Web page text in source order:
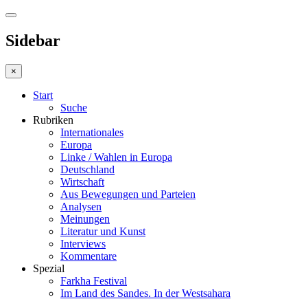
Sidebar
×
Start
Suche
Rubriken
Internationales
Europa
Linke / Wahlen in Europa
Deutschland
Wirtschaft
Aus Bewegungen und Parteien
Analysen
Meinungen
Literatur und Kunst
Interviews
Kommentare
Spezial
Farkha Festival
Im Land des Sandes. In der Westsahara